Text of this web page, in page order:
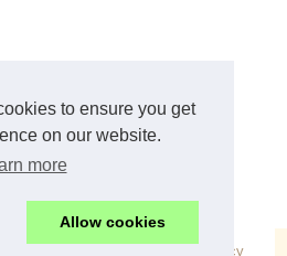
to ensure you get
on our website.
more
Allow cookies
Hôtels
Cookies Policy